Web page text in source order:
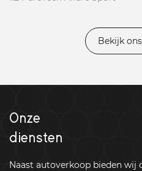
Bekijk
Onze
diensten
Naast autoverkoop bieden wij